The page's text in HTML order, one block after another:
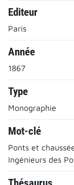
Editeur
Paris
Année
1867
Type
Monographie
Mot-clé
Ponts et
Ingénieurs des